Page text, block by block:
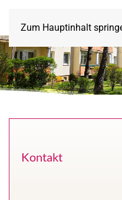
Zum Hauptinhalt
Kontakt